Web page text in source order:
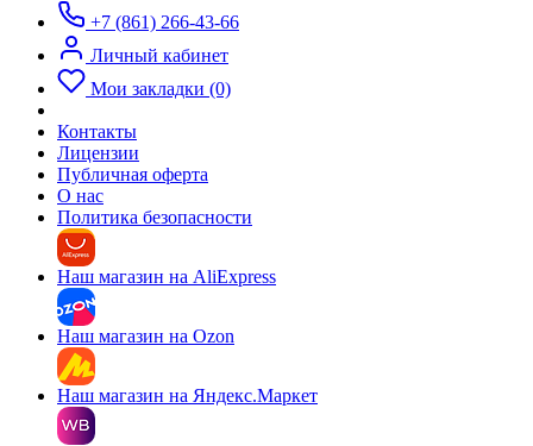
+7 (861) 266-43-66
Личный кабинет
Мои закладки (0)
Контакты
Лицензии
Публичная оферта
О нас
Политика безопасности
Наш магазин на AliExpress
Наш магазин на Ozon
Наш магазин на Яндекс.Маркет